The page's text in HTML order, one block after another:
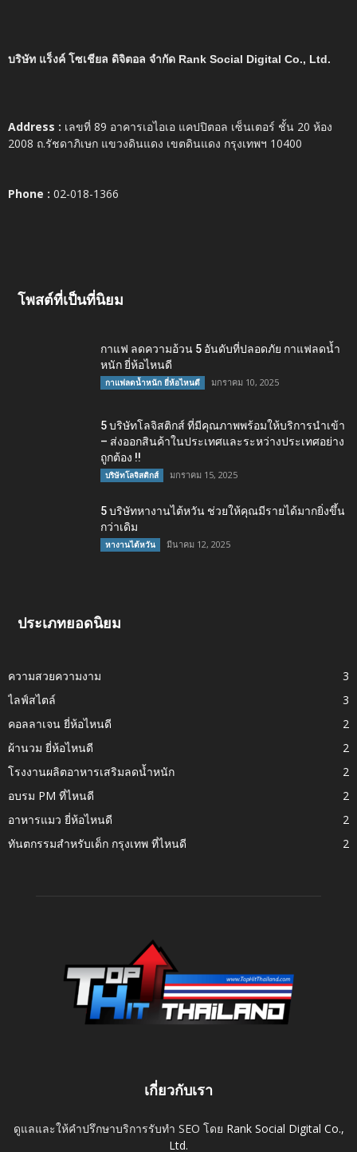
บริษัท แร็งค์ โซเชียล ดิจิตอล จำกัด Rank Social Digital Co., Ltd.
Address : เลขที่ 89 อาคารเอไอเอ แคปปิตอล เซ็นเตอร์ ชั้น 20 ห้อง
2008 ถ.รัชดาภิเษก แขวงดินแดง เขตดินแดง กรุงเทพฯ 10400
Phone : 02-018-1366
โพสต์ที่เป็นที่นิยม
กาแฟ ลดความอ้วน 5 อันดับที่ปลอดภัย กาแฟลดน้ำ
หนัก ยี่ห้อไหนดี
กาแฟลดน้ำหนัก ยี่ห้อไหนดี มกราคม 10, 2025
5 บริษัทโลจิสติกส์ ที่มีคุณภาพพร้อมให้บริการนำเข้า
– ส่งออกสินค้าในประเทศและระหว่างประเทศอย่าง
ถูกต้อง !!
บริษัทโลจิสติกส์ มกราคม 15, 2025
5 บริษัทหางานไต้หวัน ช่วยให้คุณมีรายได้มากยิ่งขึ้น
กว่าเดิม
หางานไต้หวัน มีนาคม 12, 2025
ประเภทยอดนิยม
ความสวยความงาม
3
ไลฟ์สไตล์
3
คอลลาเจน ยี่ห้อไหนดี
2
ผ้านวม ยี่ห้อไหนดี
2
โรงงานผลิตอาหารเสริมลดน้ำหนัก
2
อบรม PM ที่ไหนดี
2
อาหารแมว ยี่ห้อไหนดี
2
ทันตกรรมสำหรับเด็ก กรุงเทพ ที่ไหนดี
2
เกี่ยวกับเรา
ดูแลและให้คำปรึกษาบริการรับทำ SEO โดย Rank Social Digital Co.,
Ltd.